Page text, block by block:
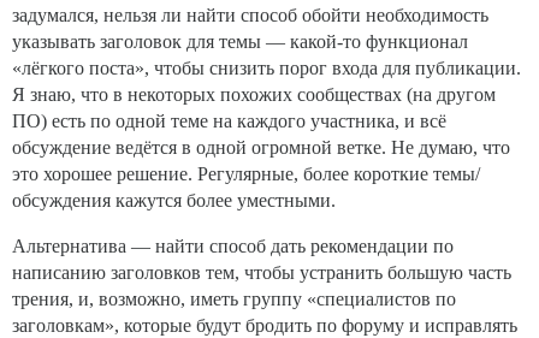
задумался, нельзя ли найти способ обойти необходимость
указывать заголовок для темы — какой-то функционал
«лёгкого поста», чтобы снизить порог входа для публикации.
Я знаю, что в некоторых похожих сообществах (на другом
ПО) есть по одной теме на каждого участника, и всё
обсуждение ведётся в одной огромной ветке. Не думаю, что
это хорошее решение. Регулярные, более короткие темы/
обсуждения кажутся более уместными.
Альтернатива — найти способ дать рекомендации по
написанию заголовков тем, чтобы устранить большую часть
трения, и, возможно, иметь группу «специалистов по
заголовкам», которые будут бродить по форуму и исправлять